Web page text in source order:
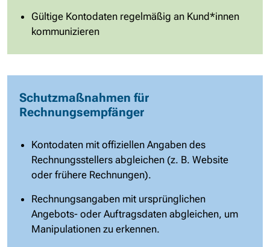
Gültige Kontodaten regelmäßig an Kund*innen
kommunizieren
Schutzmaßnahmen für
Rechnungsempfänger
Kontodaten mit offiziellen Angaben des
Rechnungsstellers abgleichen (z. B. Website
oder frühere Rechnungen).
Rechnungsangaben mit ursprünglichen
Angebots- oder Auftragsdaten abgleichen, um
Manipulationen zu erkennen.